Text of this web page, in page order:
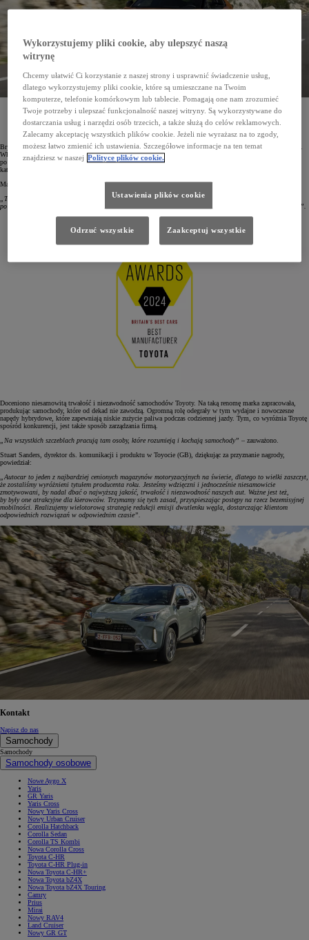
Toyota zdobyła tytuł producenta roku w plebiscycie Autocar Awards. Została tym samym pierwszą
marką, która wyróżnienie brytyjskiego magazynu otrzymała dwukrotnie. Tegoroczną nagrodę
przyznano za trwałość, niezawodność, wydajność napędów hybrydowych oraz wysoką jakość aut
ze wszystkich segmentów. Doceniono także sposób zarządzania firmą.
Brytyjski magazyn „Autocar”, przyznając swoje wyróżnienia, poprzedza je dogłębną analizą wielu czynników.
Właśnie dlatego wyniki plebiscytu Autocar Awards cieszą się ogromnym uznaniem na całym świecie. Toyota
po raz drugi w historii tego plebiscytu została producentem roku i jako jedyna została wyróżniona w tej
kategorii więcej niż raz. Poprzednio ten tytuł przyznano marce w 2020 roku.
Mark Tisshaw, redaktor naczelny magazynu „Autocar”, uzasadniając przyznanie nagrody Toyocie, podkreślił:
„Toyota liczy się w każdej klasie aut. Od małych miejskich modeli, które są w przystępnych cenach,
po prawdziwe terenówki z klasycznym napędem 4x4. To dlatego przyznaliśmy Toyocie tytuł producenta roku”.
Doceniono niesamowitą trwałość i niezawodność samochodów Toyoty. Na taką renomę marka zapracowała,
produkując samochody, które od dekad nie zawodzą. Ogromną rolę odegrały w tym wydajne i nowoczesne
napędy hybrydowe, które zapewniają niskie zużycie paliwa podczas codziennej jazdy. Tym, co wyróżnia Toyotę
spośród konkurencji, jest także sposób zarządzania firmą.
„Na wszystkich szczeblach pracują tam osoby, które rozumieją i kochają samochody” – zauważono.
Stuart Sanders, dyrektor ds. komunikacji i produktu w Toyocie (GB), dziękując za przyznanie nagrody,
powiedział:
„Autocar to jeden z najbardziej cenionych magazynów motoryzacyjnych na świecie, dlatego to wielki zaszczyt,
że zostaliśmy wyróżnieni tytułem producenta roku. Jesteśmy wdzięczni i jednocześnie niesamowicie
zmotywowani, by nadal dbać o najwyższą jakość, trwałość i niezawodność naszych aut. Ważne jest też,
by były one atrakcyjne dla kierowców. Trzymamy się tych zasad, przyspieszając postępy na rzecz bezemisyjnej
mobilności. Realizujemy wielotorową strategię redukcji emisji dwutlenku węgla, dostarczając klientom
odpowiednich rozwiązań w odpowiednim czasie”.
Kontakt
Napisz do nas
Samochody
Samochody
Samochody osobowe
Nowe Aygo X
Yaris
GR Yaris
Yaris Cross
Nowy Yaris Cross
Nowy Urban Cruiser
Corolla Hatchback
Corolla Sedan
Corolla TS Kombi
Nowa Corolla Cross
Toyota C-HR
Toyota C-HR Plug-in
Nowa Toyota C-HR+
Nowa Toyota bZ4X
Nowa Toyota bZ4X Touring
Camry
Prius
Mirai
Nowy RAV4
Land Cruiser
Nowy GR GT
Wykorzystujemy pliki cookie, aby ulepszyć naszą
witrynę
Chcemy ułatwić Ci korzystanie z naszej strony i usprawnić świadczenie usług,
dlatego wykorzystujemy pliki cookie, które są umieszczane na Twoim
komputerze, telefonie komórkowym lub tablecie. Pomagają one nam zrozumieć
Twoje potrzeby i ulepszać funkcjonalność naszej witryny. Są wykorzystywane do
dostarczania usług i narzędzi osób trzecich, a także służą do celów reklamowych.
Zalecamy akceptację wszystkich plików cookie. Jeżeli nie wyrażasz na to zgody,
możesz łatwo zmienić ich ustawienia. Szczegółowe informacje na ten temat
znajdziesz w naszej Polityce plików cookie.
Ustawienia plików cookie
Odrzuć wszystkie Zaakceptuj wszystkie